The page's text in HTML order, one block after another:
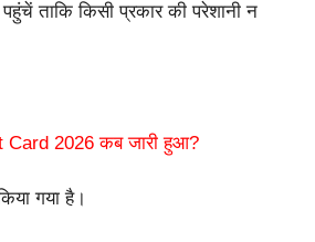
ताकि किसी प्रकार की परेशानी न
Card 2026 कब जारी हुआ?
गया है।